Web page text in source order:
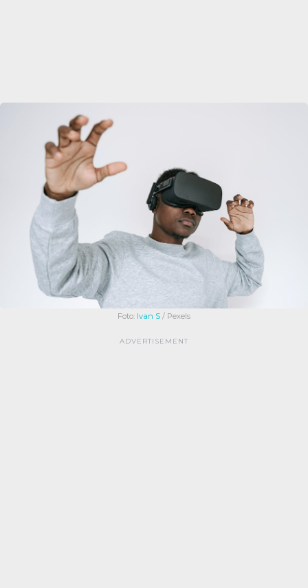
Foto: Ivan S / Pexels